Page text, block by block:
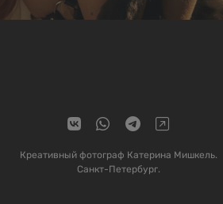
Креативный фотограф Катерина Мишкель.
Санкт-Петербург.